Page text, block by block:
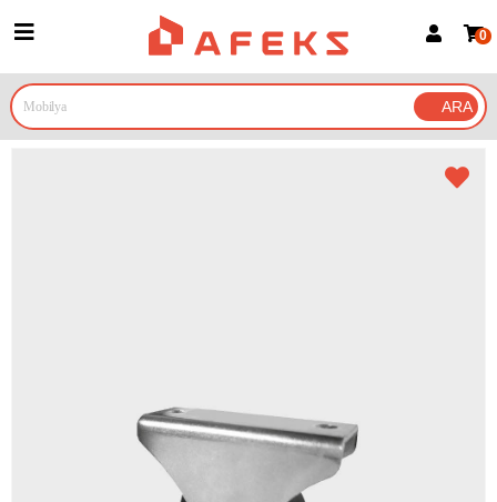
Google İle Bağlan
0